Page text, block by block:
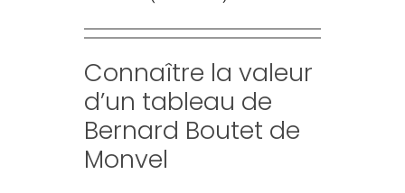
Connaître la valeur
d’un tableau de
Bernard Boutet de
Monvel